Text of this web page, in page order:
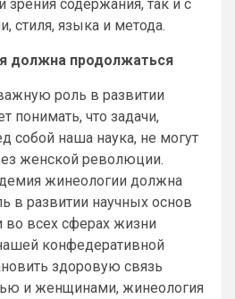
зрения содержания, так и с
стиля, языка и метода.
должна продолжаться
роль в развитии
понимать, что задачи,
собой наша наука, не могут
женской революции.
жинеологии должна
в развитии научных основ
всех сферах жизни
конфедеративной
здоровую связь
и женщинами, жинеология